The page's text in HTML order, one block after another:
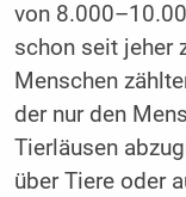
von
schon seit jeher
Menschen
der nur den
Tierläusen
über Tiere oder